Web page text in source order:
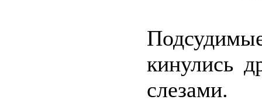
кинулись
слезами.